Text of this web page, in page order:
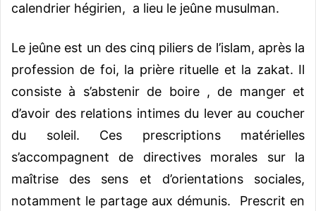
calendrier hégirien, a lieu le jeûne musulman.
Le jeûne est un des cinq piliers de l’islam, après la
profession de foi, la prière rituelle et la zakat. Il
consiste à s’abstenir de boire , de manger et
d’avoir des relations intimes du lever au coucher
du soleil. Ces prescriptions matérielles
s’accompagnent de directives morales sur la
maîtrise des sens et d’orientations sociales,
notamment le partage aux démunis. Prescrit en